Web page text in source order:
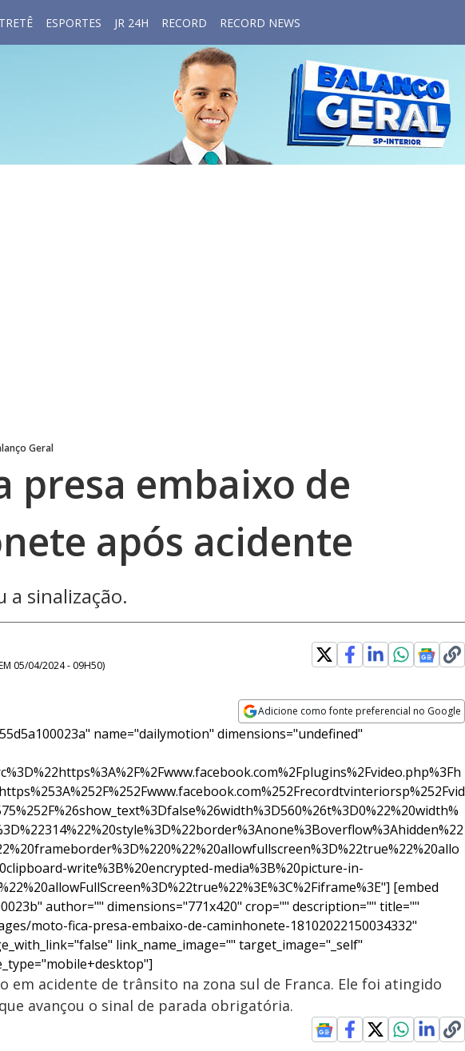
ESPORTES JR 24H RECORD RECORD NEWS
Geral
presa embaixo de
após acidente
a sinalização.
05/04/2024 - 09H50)
Adicione como fonte preferencial no Google
Opens in new window
name="dailymotion" dimensions="undefined"
write%3B%20encrypted-media%3B%20picture-in-
[embed
author="" dimensions="771x420" crop="" description="" title=""
moto-fica-presa-embaixo-de-caminhonete-18102022150034332"
link_name_image="" target_image="_self"
em acidente de trânsito na zona sul de Franca. Ele foi atingido
avançou o sinal de parada obrigatória.